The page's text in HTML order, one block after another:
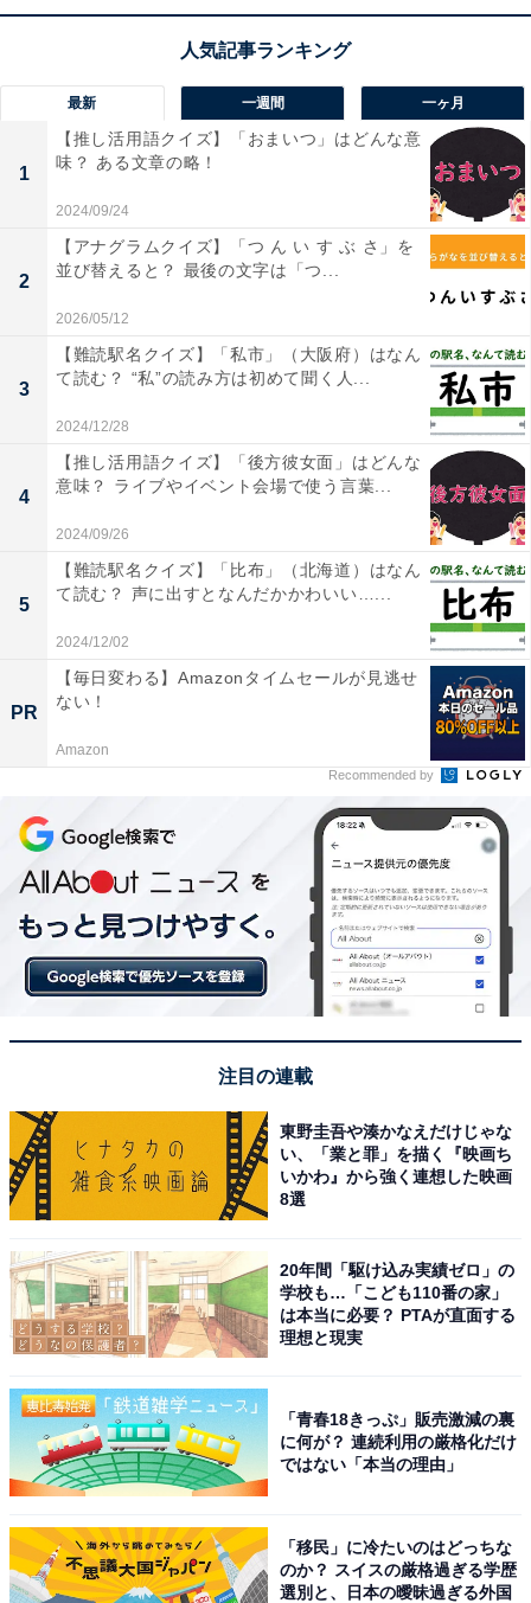
最新 一週間 一ヶ月
1
【推し活用語クイズ】「おまいつ」はどんな意
味？ ある文章の略！
2024/09/24
2
【アナグラムクイズ】「つ ん い す ぶ さ」を
並び替えると？ 最後の文字は「つ...
2026/05/12
3
【難読駅名クイズ】「私市」（大阪府）はなん
て読む？ “私”の読み方は初めて聞く人...
2024/12/28
4
【推し活用語クイズ】「後方彼女面」はどんな
意味？ ライブやイベント会場で使う言葉...
2024/09/26
5
【難読駅名クイズ】「比布」（北海道）はなん
て読む？ 声に出すとなんだかかわいい…...
2024/12/02
PR
【毎日変わる】Amazonタイムセールが見逃せ
ない！
Amazon
Recommended by
注目の連載
東野圭吾や湊かなえだけじゃな
い、「業と罪」を描く『映画ち
いかわ』から強く連想した映画
8選
20年間「駆け込み実績ゼロ」の
学校も…「こども110番の家」
は本当に必要？ PTAが直面する
理想と現実
「青春18きっぷ」販売激減の裏
に何が？ 連続利用の厳格化だけ
ではない「本当の理由」
「移民」に冷たいのはどっちな
のか？ スイスの厳格過ぎる学歴
選別と、日本の曖昧過ぎる外国